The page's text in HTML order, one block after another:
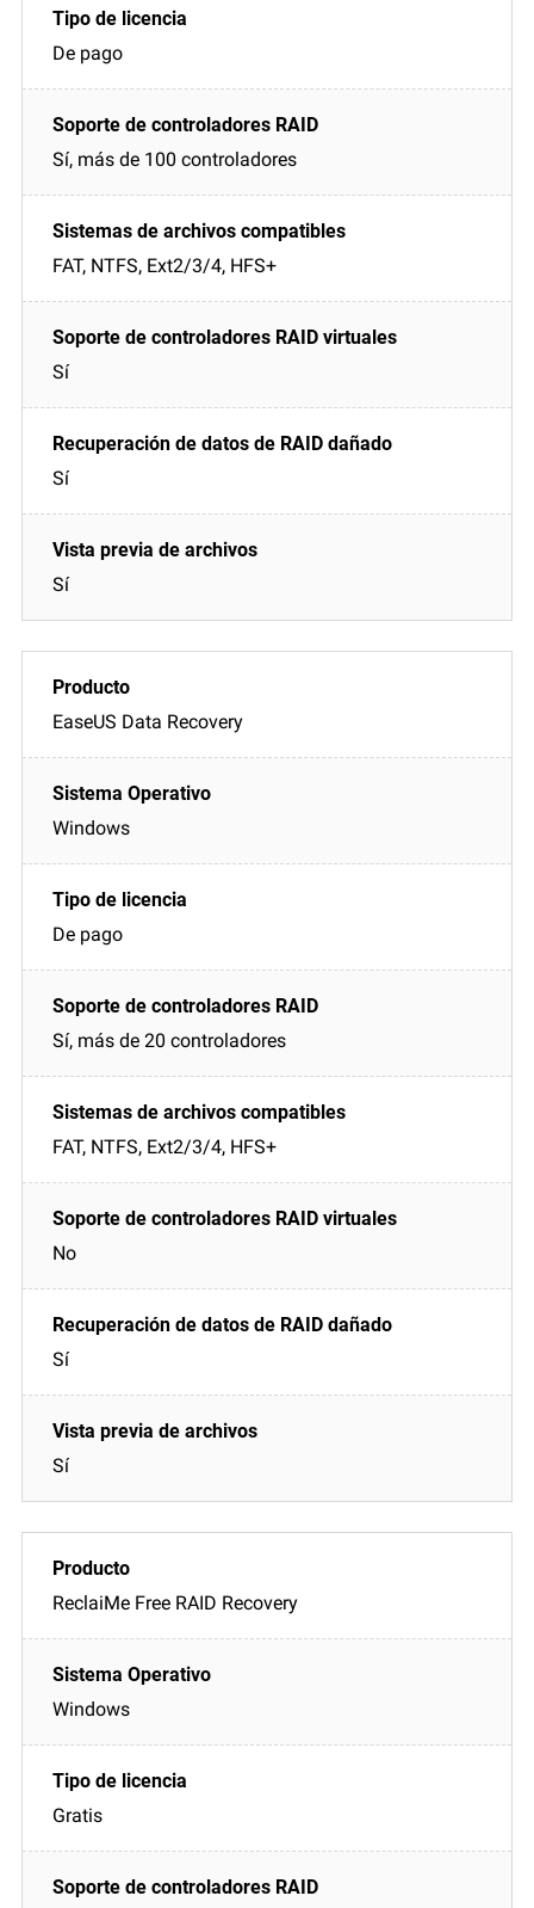
De pago
Sí, más de 100 controladores
FAT, NTFS, Ext2/3/4, HFS+
Sí
Sí
Sí
EaseUS Data Recovery
Windows
De pago
Sí, más de 20 controladores
FAT, NTFS, Ext2/3/4, HFS+
No
Sí
Sí
ReclaiMe Free RAID Recovery
Windows
Gratis